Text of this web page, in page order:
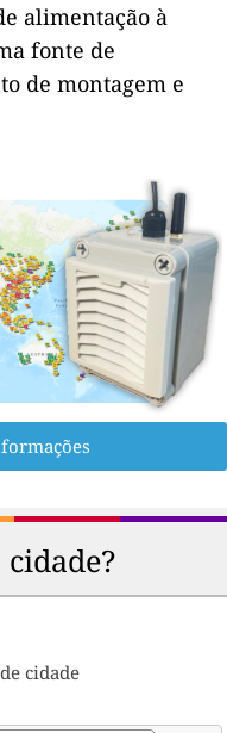
alimentação à
fonte de
de montagem e
cidade